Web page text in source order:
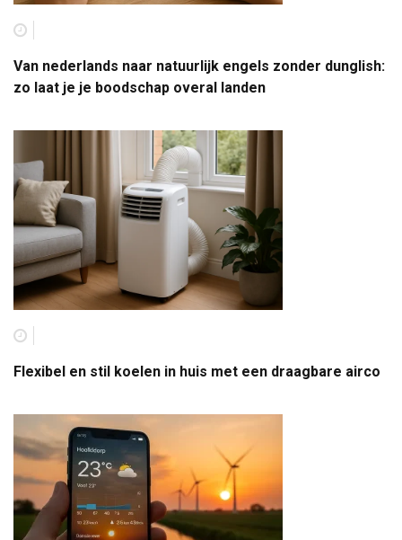
Van nederlands naar natuurlijk engels zonder dunglish:
zo laat je je boodschap overal landen
Flexibel en stil koelen in huis met een draagbare airco